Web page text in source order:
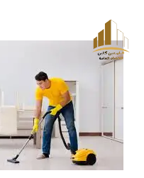
إلى
المحتوى
navigation